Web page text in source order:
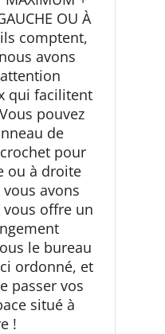
OU À
comptent,
avons
qui facilitent
pouvez
de
pour
ou à droite
avons
offre un
le bureau
ordonné, et
passer vos
situé à
!